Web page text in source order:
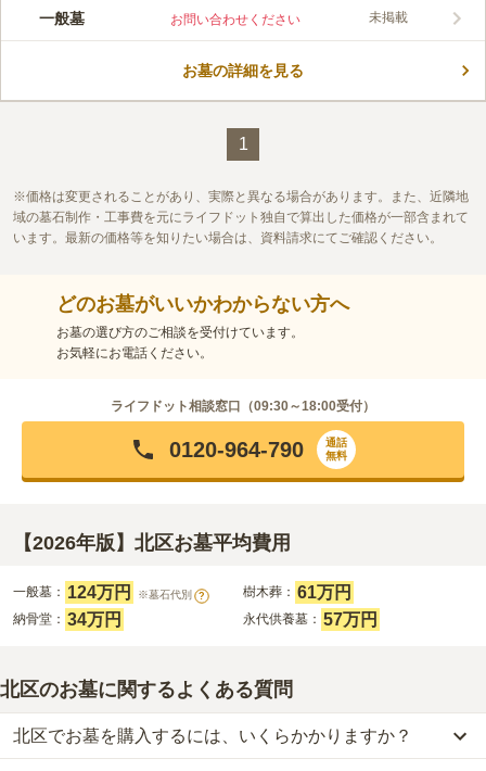
大満寺は、プロジェクションマッピングを行ったり、落語会を開
れ、春には芽吹き、季節の香りを感じながらゆったりとした時間
この霊園はまだ誰からも評価されていません。
一般墓 お問い合わせください 未掲載
お墓の詳細を見る
1
価格は変更されることがあり、実際と異なる場合があります。また、近隣地
域の墓石制作・工事費を元にライフドット独自で算出した価格が一部含まれて
います。最新の価格等を知りたい場合は、資料請求にてご確認ください。
どのお墓がいいかわからない方へ
お墓の選び方のご相談を受付けています。
お気軽にお電話ください。
ライフドット相談窓口（09:30～18:00受付）
0120-964-790
通話
無料
【2026年版】北区お墓平均費用
一般墓： 124万円 ※墓石代別 ? 樹木葬： 61万円
納骨堂： 34万円 永代供養墓： 57万円
北区のお墓に関するよくある質問
北区でお墓を購入するには、いくらかかりますか？